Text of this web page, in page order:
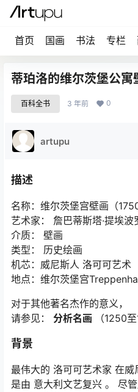
首页 国画 书法 专栏
蒂珀洛的维尔茨堡公寓
百科全书 3 年前 0
artupu
描述
名称：维尔茨堡宫壁画（
艺术家： 詹巴蒂斯塔·提埃波
介质： 壁画
类型： 历史绘画
机芯：威尼斯人 洛可可艺术
地点：维尔茨堡宫
对于其他著名杰作的意义，
请参见： 分析名画 （1250
背景
最伟大的 洛可可艺术家 在威
是由 意大利文艺复兴 。 尽